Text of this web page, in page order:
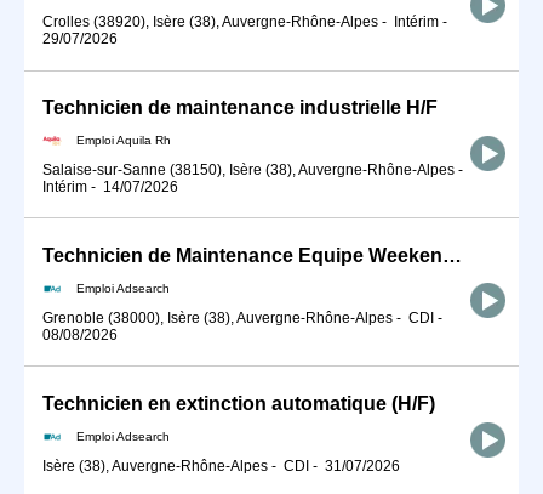
Crolles (38920), Isère (38), Auvergne-Rhône-Alpes - Intérim -
29/07/2026
Technicien de maintenance industrielle H/F
Emploi Aquila Rh
Salaise-sur-Sanne (38150), Isère (38), Auvergne-Rhône-Alpes -
Intérim - 14/07/2026
Technicien de Maintenance Equipe Weekend (H/F)
Emploi Adsearch
Grenoble (38000), Isère (38), Auvergne-Rhône-Alpes - CDI -
08/08/2026
Technicien en extinction automatique (H/F)
Emploi Adsearch
Isère (38), Auvergne-Rhône-Alpes - CDI - 31/07/2026